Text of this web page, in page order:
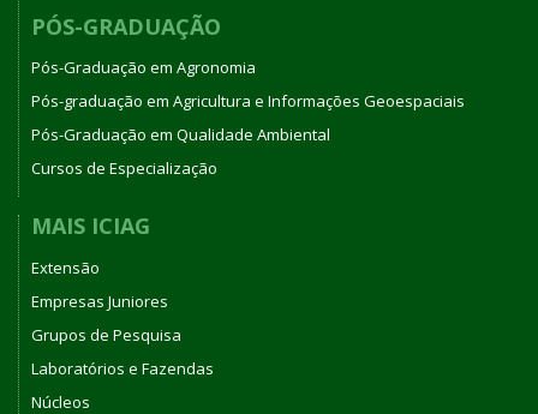
PÓS-GRADUAÇÃO
Pós-Graduação em Agronomia
Pós-graduação em Agricultura e Informações Geoespaciais
Pós-Graduação em Qualidade Ambiental
Cursos de Especialização
MAIS ICIAG
Extensão
Empresas Juniores
Grupos de Pesquisa
Laboratórios e Fazendas
Núcleos